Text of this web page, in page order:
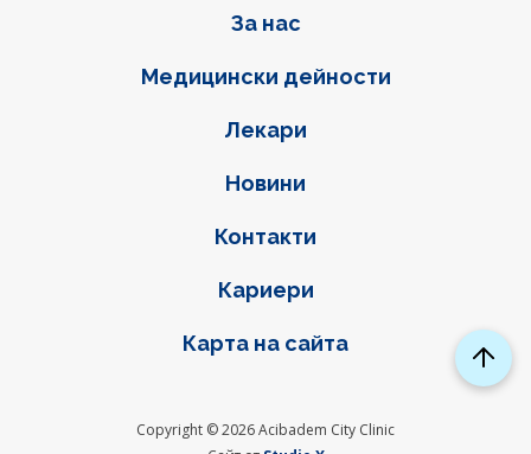
Фуутер навигация
За нас
Медицински дейности
Лекари
Новини
Контакти
Кариери
Карта на сайта
Copyright © 2026 Acibadem City Clinic